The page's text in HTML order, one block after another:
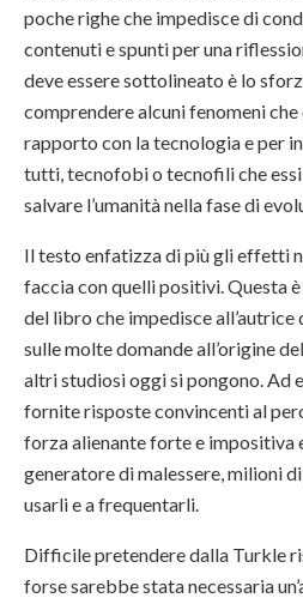
poche righe che impedisce di
contenuti e spunti per una
deve essere sottolineato è lo
comprendere alcuni fenomeni
rapporto con la tecnologia e per
tutti, tecnofobi o tecnofili che
salvare l’umanità nella fase di
Il testo enfatizza di più gli effetti
faccia con quelli positivi. Questa
del libro che impedisce all’autrice
sulle molte domande all’origine
altri studiosi oggi si pongono. Ad
fornite risposte convincenti al
forza alienante forte e impositiva
generatore di malessere, milioni
usarli e a frequentarli.
Difficile pretendere dalla Turkle
forse sarebbe stata necessaria